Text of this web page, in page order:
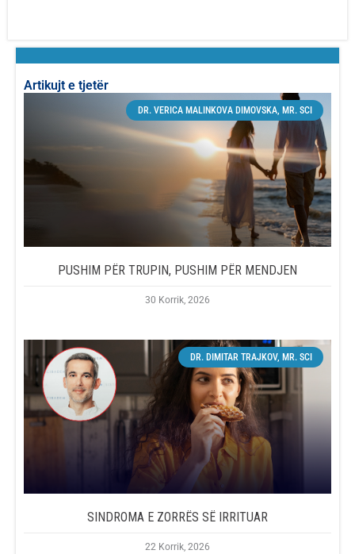
Artikujt e tjetër
DR. VERICA MALINKOVA DIMOVSKA, MR. SCI
PUSHIM PËR TRUPIN, PUSHIM PËR MENDJEN
30 Korrik, 2026
DR. DIMITAR TRAJKOV, MR. SCI
SINDROMA E ZORRËS SË IRRITUAR
22 Korrik, 2026